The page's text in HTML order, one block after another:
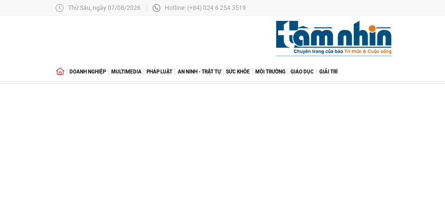
Thứ Sáu, ngày 07/08/2026 Hotline: (+84) 024 6 254 3519
DOANH NGHIỆP MULTIMEDIA PHÁP LUẬT AN NINH - TRẬT TỰ SỨC KHỎE MÔI TRƯỜNG GIÁO DỤC GIẢI TRÍ